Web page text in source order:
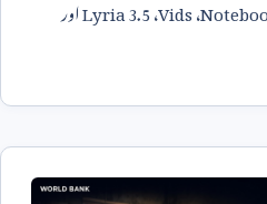
،Vids،Lyria 3.5اور